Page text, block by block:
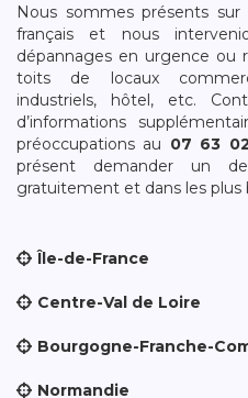
Nous sommes présents
français et nous
dépannages en urgence ou
toits de locaux
industriels, hôtel, etc.
d’informations
préoccupations au 07 63
présent demander un
gratuitement et dans les plus
Île-de-France
Centre-Val de Loire
Bourgogne-Franche-
Normandie